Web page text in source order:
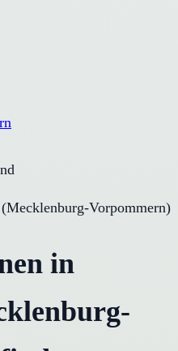
(Mecklenburg-Vorpommern)
in